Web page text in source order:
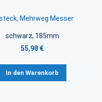
Mehrweg Messer
schwarz, 185mm
55,98 €
In den Warenkorb